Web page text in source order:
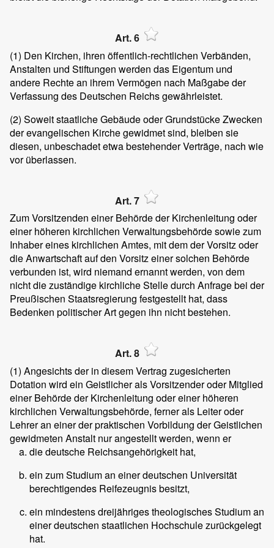
Art. 6
(1) Den Kirchen, ihren öffentlich-rechtlichen Verbänden,
Anstalten und Stiftungen werden das Eigentum und
andere Rechte an ihrem Vermögen nach Maßgabe der
Verfassung des Deutschen Reichs gewährleistet.
(2) Soweit staatliche Gebäude oder Grundstücke Zwecken
der evangelischen Kirche gewidmet sind, bleiben sie
diesen, unbeschadet etwa bestehender Verträge, nach wie
vor überlassen.
Art. 7
Zum Vorsitzenden einer Behörde der Kirchenleitung oder
einer höheren kirchlichen Verwaltungsbehörde sowie zum
Inhaber eines kirchlichen Amtes, mit dem der Vorsitz oder
die Anwartschaft auf den Vorsitz einer solchen Behörde
verbunden ist, wird niemand ernannt werden, von dem
nicht die zuständige kirchliche Stelle durch Anfrage bei der
Preußischen Staatsregierung festgestellt hat, dass
Bedenken politischer Art gegen ihn nicht bestehen.
Art. 8
(1) Angesichts der in diesem Vertrag zugesicherten
Dotation wird ein Geistlicher als Vorsitzender oder Mitglied
einer Behörde der Kirchenleitung oder einer höheren
kirchlichen Verwaltungsbehörde, ferner als Leiter oder
Lehrer an einer der praktischen Vorbildung der Geistlichen
gewidmeten Anstalt nur angestellt werden, wenn er
die deutsche Reichsangehörigkeit hat,
ein zum Studium an einer deutschen Universität
berechtigendes Reifezeugnis besitzt,
ein mindestens dreijähriges theologisches Studium an
einer deutschen staatlichen Hochschule zurückgelegt
hat.